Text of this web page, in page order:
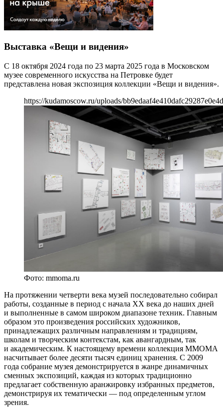
Выставка «Вещи и видения»
С 18 октября 2024 года по 23 марта 2025 года в Московском
музее современного искусства на Петровке будет
представлена новая экспозиция коллекции «Вещи и видения».
https://kudamoscow.ru/uploads/
Фото: mmoma.ru
На протяжении четверти века музей последовательно собирал
работы, созданные в период с начала XX века до наших дней
и выполненные в самом широком диапазоне техник. Главным
образом это произведения российских художников,
принадлежащих различным направлениям и традициям,
школам и творческим контекстам, как авангардным, так
и академическим. К настоящему времени коллекция ММОМА
насчитывает более десяти тысяч единиц хранения. С 2009
года собрание музея демонстрируется в жанре динамичных
сменных экспозиций, каждая из которых традиционно
предлагает собственную аранжировку избранных предметов,
демонстрируя их тематически — под определенным углом
зрения.